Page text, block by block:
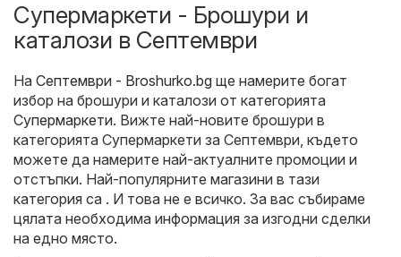
Супермаркети - Брошури и
каталози в Септември
На Септември - Broshurko.bg ще намерите богат
избор на брошури и каталози от категорията
Супермаркети. Вижте най-новите брошури в
категорията Супермаркети за Септември, където
можете да намерите най-актуалните промоции и
отстъпки. Най-популярните магазини в тази
категория са . И това не е всичко. За вас събираме
цялата необходима информация за изгодни сделки
на едно място.